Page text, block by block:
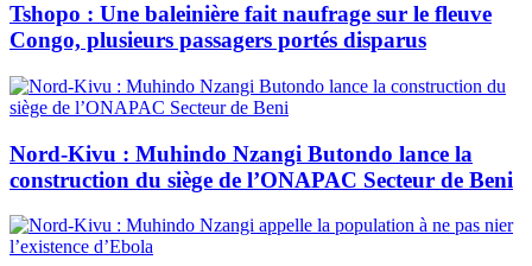
Tshopo : Une baleinière fait naufrage sur le fleuve
Congo, plusieurs passagers portés disparus
Nord-Kivu : Muhindo Nzangi Butondo lance la
construction du siège de l’ONAPAC Secteur de Beni